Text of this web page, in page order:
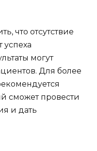
что отсутствие
успеха
могут
Для более
сможет провести
и дать